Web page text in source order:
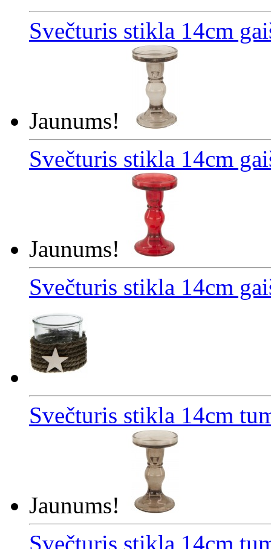
Svečturis stikla 14cm
Jaunums!
Svečturis stikla 14cm
Jaunums!
Svečturis stikla 14cm
Svečturis stikla 14cm
Jaunums!
Svečturis stikla 14cm